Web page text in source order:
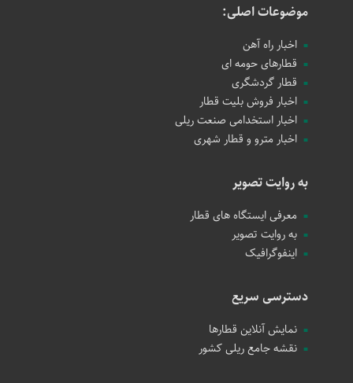
موضوعات اصلی:
اخبار راه آهن
قطارهای حومه ای
قطار گردشگری
اخبار فروش بلیت قطار
اخبار استخدامی صنعت ریلی
اخبار مترو و قطار شهری
به روایت تصویر
معرفی ایستگاه های قطار
به روایت تصویر
اینفوگرافیک
دسترسی سریع
نمایش آنلاین قطارها
نقشه جامع ریلی کشور